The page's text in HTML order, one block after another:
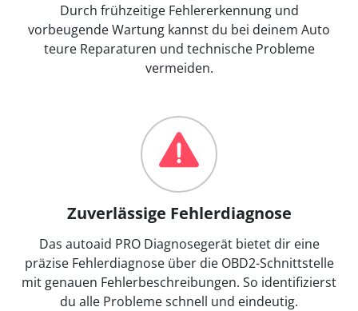
Durch frühzeitige Fehlererkennung und
vorbeugende Wartung kannst du bei deinem Auto
teure Reparaturen und technische Probleme
vermeiden.
Zuverlässige Fehlerdiagnose
Das autoaid PRO Diagnosegerät bietet dir eine
präzise Fehlerdiagnose über die OBD2-Schnittstelle
mit genauen Fehlerbeschreibungen. So identifizierst
du alle Probleme schnell und eindeutig.